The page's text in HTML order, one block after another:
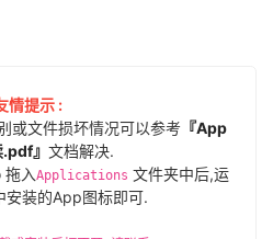
情提示 :
或文件损坏情况可以参考 『App
』 文档解决.
入Applications 文件夹中后,运
安装的App图标即可.